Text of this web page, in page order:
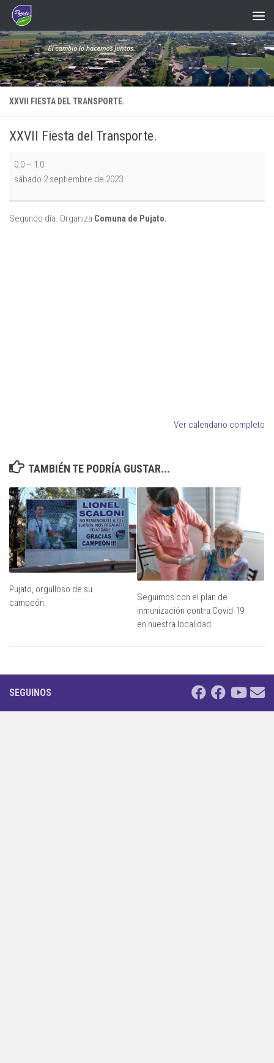
Saltar al contenido
XXVII FIESTA DEL TRANSPORTE.
XXVII Fiesta del Transporte.
XXVII
Fiesta
Transporte.
0:0 – 1:0
sábado 2 septiembre de 2023
Segundo día. Organiza Comuna de Pujato.
Ver calendario completo
TAMBIÉN TE PODRÍA GUSTAR...
Pujato, orgulloso de su
campeón.
Seguimos con el plan de
inmunización contra Covid-19
en nuestra localidad
SEGUINOS